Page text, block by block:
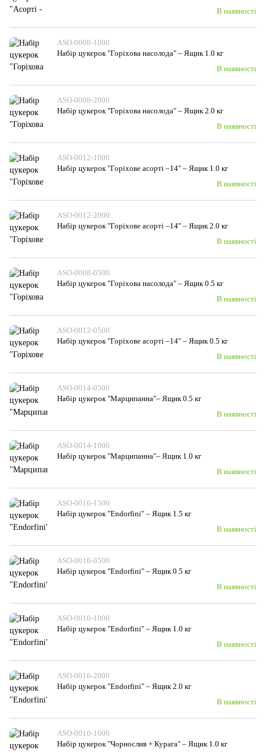
В наявності
ASO-0008-1000
Набiр цукерок "Горіхова насолода" – Ящик 1.0 кг
В наявності
ASO-0008-2000
Набiр цукерок "Горіхова насолода" – Ящик 2.0 кг
В наявності
ASO-0012-1000
Набір цукерок "Горіхове асорті –14" – Ящик 1.0 кг
В наявності
ASO-0012-2000
Набір цукерок "Горіхове асорті –14" – Ящик 2.0 кг
В наявності
ASO-0008-0500
Набiр цукерок "Горіхова насолода" – Ящик 0.5 кг
В наявності
ASO-0012-0500
Набір цукерок "Горіхове асорті –14" – Ящик 0.5 кг
В наявності
ASO-0014-0500
Набір цукерок "Марципанна"– Ящик 0.5 кг
В наявності
ASO-0014-1000
Набір цукерок "Марципанна"– Ящик 1.0 кг
В наявності
ASO-0016-1500
Набір цукерок "Endorfini" – Ящик 1.5 кг
В наявності
ASO-0016-0500
Набір цукерок "Endorfini" – Ящик 0.5 кг
В наявності
ASO-0016-1000
Набір цукерок "Endorfini" – Ящик 1.0 кг
В наявності
ASO-0016-2000
Набір цукерок "Endorfini" – Ящик 2.0 кг
В наявності
ASO-0010-1000
Набiр цукерок "Чорнослив + Курага" – Ящик 1.0 кг